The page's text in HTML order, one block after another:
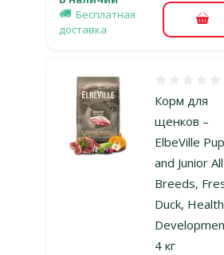
Бесплатная
доставка
В
Корм для
щенков –
ElbeVille
and Junior All
Breeds,
Duck,
4 кг